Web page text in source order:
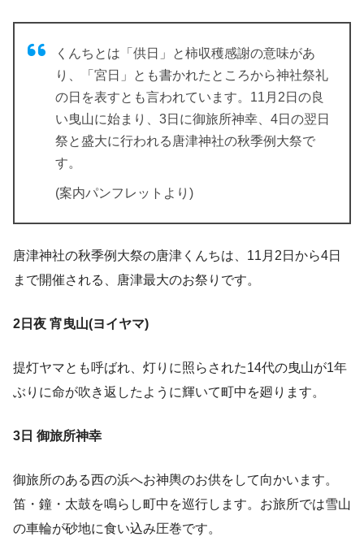
くんちとは「供日」と柿収穫感謝の意味があ
り、「宮日」とも書かれたところから神社祭礼
の日を表すとも言われています。11月2日の良
い曳山に始まり、3日に御旅所神幸、4日の翌日
祭と盛大に行われる唐津神社の秋季例大祭で
す。
(案内パンフレットより)
唐津神社の秋季例大祭の唐津くんちは、11月2日から4日
まで開催される、唐津最大のお祭りです。
2日夜 宵曳山(ヨイヤマ)
提灯ヤマとも呼ばれ、灯りに照らされた14代の曳山が1年
ぶりに命が吹き返したように輝いて町中を廻ります。
3日 御旅所神幸
御旅所のある西の浜へお神輿のお供をして向かいます。
笛・鐘・太鼓を鳴らし町中を巡行します。お旅所では雪山
の車輪が砂地に食い込み圧巻です。